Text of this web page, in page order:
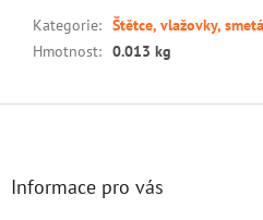
Kategorie: Štětce, vlažovky,
Hmotnost: 0.013 kg
Informace pro vás